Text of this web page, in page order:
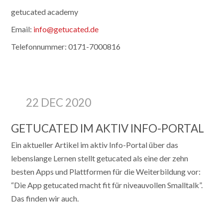
getucated academy
Email: info@getucated.de
Telefonnummer: 0171-7000816
22 DEC 2020
GETUCATED IM AKTIV INFO-PORTAL
Ein aktueller Artikel im aktiv Info-Portal über das
lebenslange Lernen stellt getucated als eine der zehn
besten Apps und Plattformen für die Weiterbildung vor:
“Die App getucated macht fit für ­niveauvollen Smalltalk”.
Das finden wir auch.